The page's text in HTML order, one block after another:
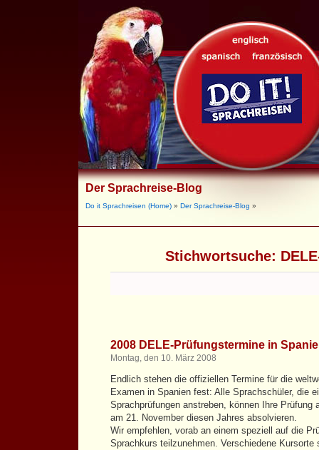
Der Sprachreise-Blog
Do it Sprachreisen (Home) » Der Sprachreise-Blog »
Stichwortsuche:
2008 DELE-Prüfungstermine in
Montag, den 10. März 2008
Endlich stehen die offiziellen Termine für die
Examen in Spanien fest: Alle Sprachschüler, die
Sprachprüfungen anstreben, können Ihre Prüfung
am 21. November diesen Jahres absolvieren.
Wir empfehlen, vorab an einem speziell auf die
Sprachkurs teilzunehmen. Verschiedene Kursorte